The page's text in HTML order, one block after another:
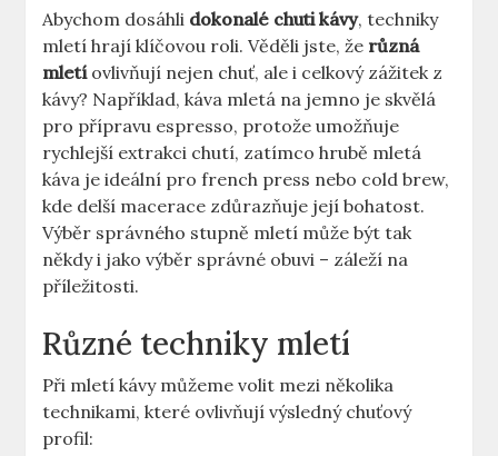
Abychom dosáhli dokonalé chuti kávy,‌ techniky
mletí hrají klíčovou‍ roli. Věděli jste, že různá
mletíovlivňují nejen chuť, ale i celkový zážitek z
kávy?⁤ Například, káva mletá na jemno je skvělá​
pro přípravu espresso, protože umožňuje
rychlejší extrakci chutí, zatímco ⁢hrubě mletá
káva je ideální pro french press nebo ⁤cold ⁢brew,
kde delší macerace zdůrazňuje její bohatost.
Výběr správného stupně mletí může ⁣být tak
někdy i jako výběr​ správné obuvi – záleží na
příležitosti.
Různé techniky mletí
Při mletí kávy můžeme volit mezi několika
technikami, které ovlivňují výsledný ⁢chuťový
profil: